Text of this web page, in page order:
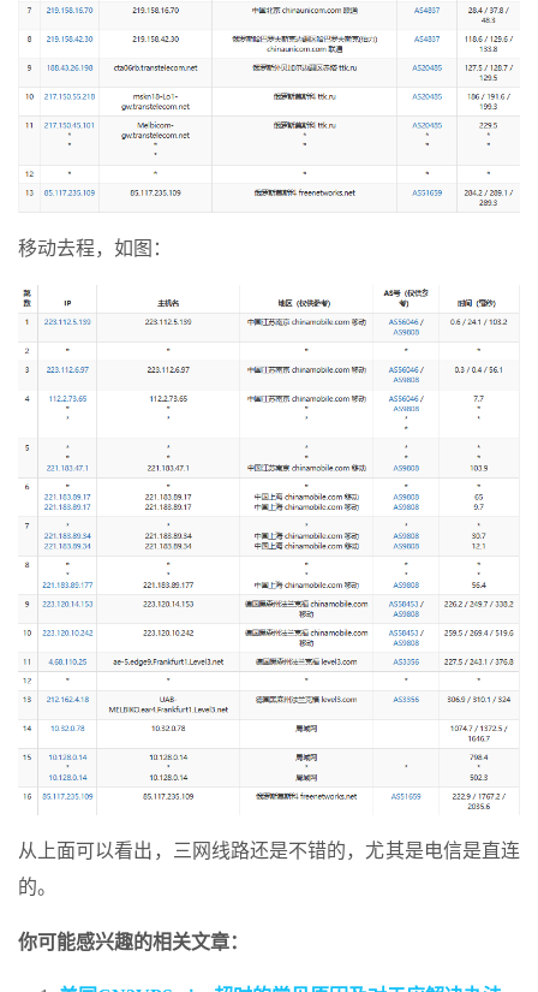
移动去程，如图：
从上面可以看出，三网线路还是不错的，尤其是电信是直连
的。
你可能感兴趣的相关文章：